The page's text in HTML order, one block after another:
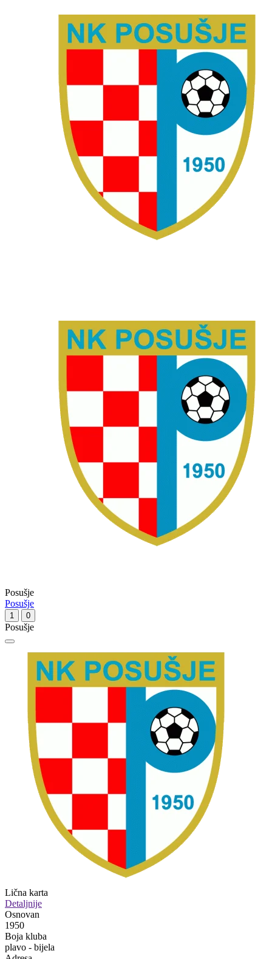
Posušje
Posušje
1 0
Posušje
Lična karta
Detaljnije
Osnovan
1950
Boja kluba
plavo - bijela